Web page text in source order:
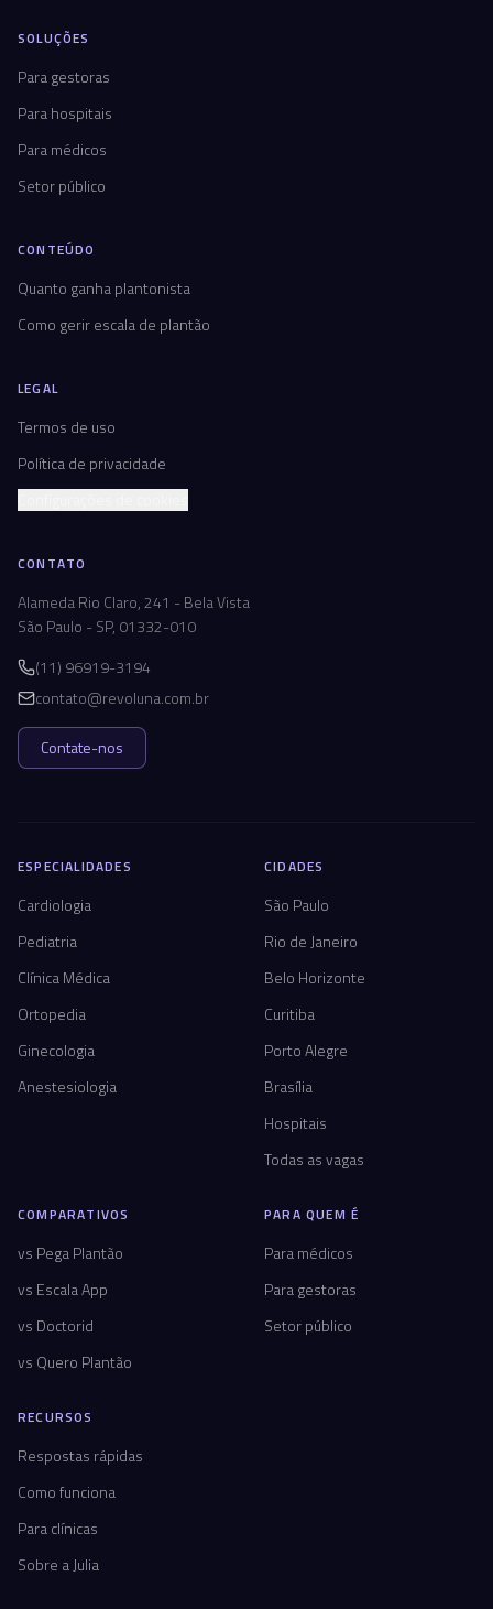
SOLUÇÕES
Para gestoras
Para hospitais
Para médicos
Setor público
CONTEÚDO
Quanto ganha plantonista
Como gerir escala de plantão
LEGAL
Termos de uso
Política de privacidade
CONTATO
Alameda Rio Claro, 241 - Bela Vista
São Paulo - SP, 01332-010
(11) 96919-3194
contato@revoluna.com.br
Contate-nos
ESPECIALIDADES
Cardiologia
Pediatria
Clínica Médica
Ortopedia
Ginecologia
Anestesiologia
CIDADES
São Paulo
Rio de Janeiro
Belo Horizonte
Curitiba
Porto Alegre
Brasília
Hospitais
Todas as vagas
COMPARATIVOS
vs Pega Plantão
vs Escala App
vs Doctorid
vs Quero Plantão
PARA QUEM É
Para médicos
Para gestoras
Setor público
RECURSOS
Respostas rápidas
Como funciona
Para clínicas
Sobre a Julia